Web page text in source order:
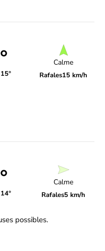
Calme
Rafales15 km/h
Calme
Rafales5 km/h
possibles.